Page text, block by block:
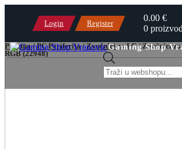
Login Register
0.00 €
0
Gaming Shop
Products
search
Početna/PC Periferija/Zvučnici za PC/ Zvučnici za
RGB (22948)